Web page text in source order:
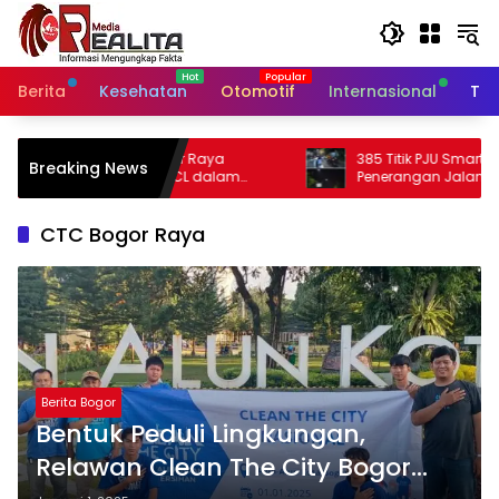
Langsung
konten
Berita
Kesehatan Otomotif Internasional
Breaking News
dalam
385 Titik PJU Smart Sytem Rampung,
Penerangan Jalan Bangil – Sukorejo Di
Rasakan Masyarakat.
CTC Bogor Raya
Berita Bogor
Bentuk Peduli Lingkungan,
Relawan Clean The City Bogor